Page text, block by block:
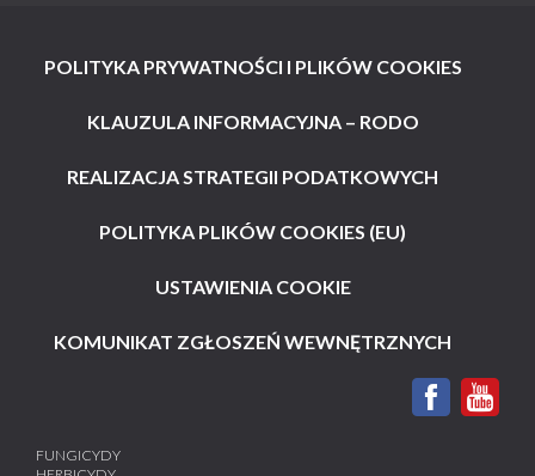
POLITYKA PRYWATNOŚCI I PLIKÓW COOKIES
KLAUZULA INFORMACYJNA – RODO
REALIZACJA STRATEGII PODATKOWYCH
POLITYKA PLIKÓW COOKIES (EU)
USTAWIENIA COOKIE
KOMUNIKAT ZGŁOSZEŃ WEWNĘTRZNYCH
FUNGICYDY